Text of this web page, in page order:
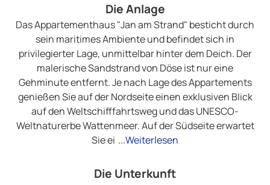
Die Anlage
Das Appartementhaus "Jan am Strand" besticht durch
sein maritimes Ambiente und befindet sich in
privilegierter Lage, unmittelbar hinter dem Deich. Der
malerische Sandstrand von Döse ist nur eine
Gehminute entfernt. Je nach Lage des Appartements
genießen Sie auf der Nordseite einen exklusiven Blick
auf den Weltschifffahrtsweg und das UNESCO-
Weltnaturerbe Wattenmeer. Auf der Südseite erwartet
Sie ei ...Weiterlesen
Die Unterkunft